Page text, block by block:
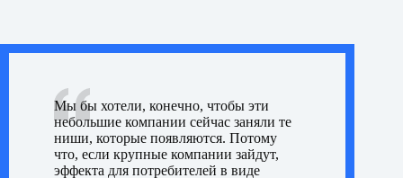
Мы бы хотели, конечно, чтобы эти
небольшие компании сейчас заняли те
ниши, которые появляются. Потому
что, если крупные компании зайдут,
эффекта для потребителей в виде